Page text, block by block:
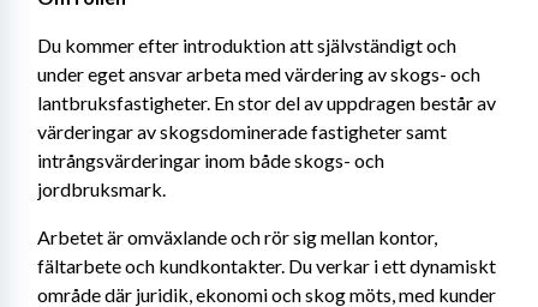
Du kommer efter introduktion att självständigt och
under eget ansvar arbeta med värdering av skogs- och
lantbruksfastigheter. En stor del av uppdragen består av
värderingar av skogsdominerade fastigheter samt
intrångsvärderingar inom både skogs- och
jordbruksmark.
Arbetet är omväxlande och rör sig mellan kontor,
fältarbete och kundkontakter. Du verkar i ett dynamiskt
område där juridik, ekonomi och skog möts, med kunder